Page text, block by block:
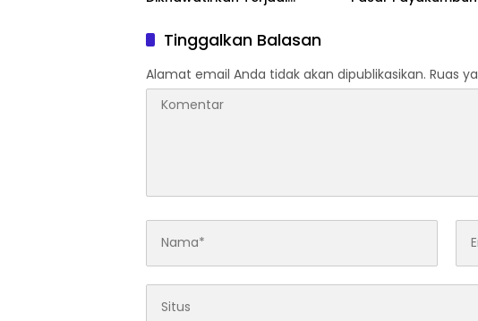
Tinggalkan Balasan
Alamat email Anda tidak akan dipublikasikan. Ruas